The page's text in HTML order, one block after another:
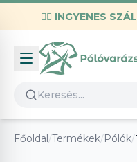
✌🏼 INGYENES
Infó
Kapcsolat
GYIK
Általános
Főoldal /Termékek/Pólók/